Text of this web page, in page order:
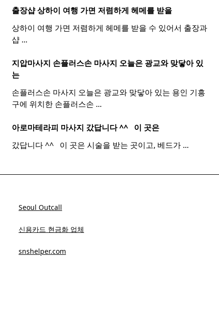
출장샵 상하이 여행 가면 저렴하게 헤메를 받을
상하이 여행 가면 저렴하게 헤메를 받을 수 있어서 출장과
샵 ...
지압마사지 손플러스손 마사지 오늘은 광교와 맞닿아 있
는
손플러스손 마사지 오늘은 광교와 맞닿아 있는 용인 기흥
구에 위치한 손플러스손 ...
아로마테라피 마사지 갔답니다 ^^ ​ ​ 이 곳은
갔답니다 ^^ ​ ​ 이 곳은 시술을 받는 곳이고, 베드가 ...
Seoul Outcall
신용카드 현금화 업체
snshelper.com